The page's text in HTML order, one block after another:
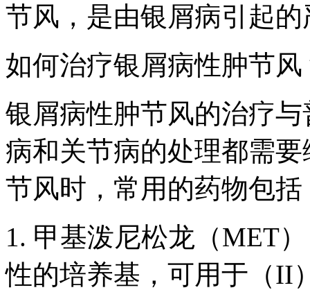
节风，是由银屑病引起
如何治疗银屑病性肿节风
银屑病性肿节风的治疗
病和关节病的处理都需
节风时，常用的药物包括
1. 甲基泼尼松龙（MET
性的培养基，可用于（II